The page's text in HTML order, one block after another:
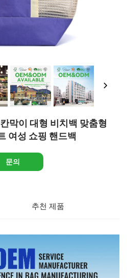
막이 대형 비치백 맞춤형
여성 쇼핑 핸드백
문의
추천 제품